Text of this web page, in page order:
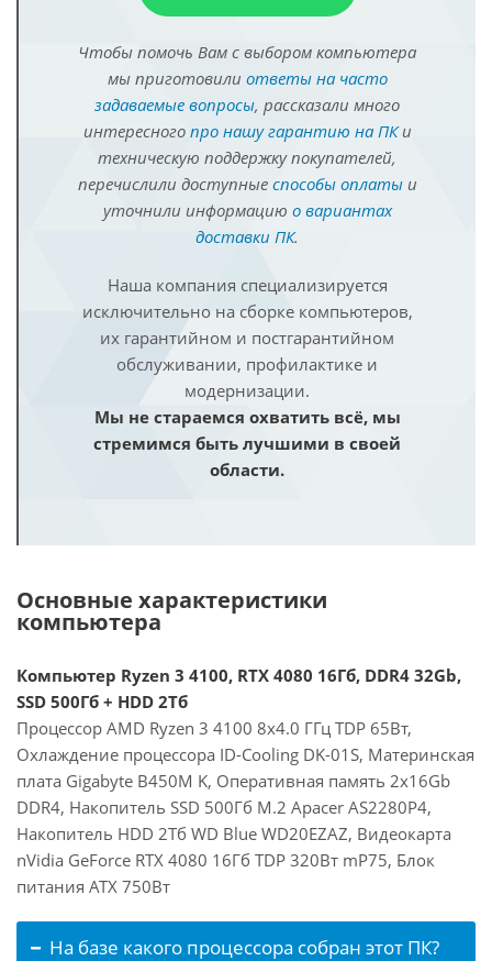
Чтобы помочь Вам с выбором компьютера
мы приготовили ответы на часто
задаваемые вопросы, рассказали много
интересного про нашу гарантию на ПКи
техническую поддержку покупателей,
перечислили доступные способы оплатыи
уточнили информацию о вариантах
доставки ПК.
Наша компания специализируется
исключительно на сборке компьютеров,
их гарантийном и постгарантийном
обслуживании, профилактике и
модернизации.
Мы не стараемся охватить всё, мы
стремимся быть лучшими в своей
области.
Основные характеристики
компьютера
Компьютер Ryzen 3 4100, RTX 4080 16Гб, DDR4 32Gb,
SSD 500Гб + HDD 2Тб
Процессор AMD Ryzen 3 4100 8x4.0 ГГц TDP 65Вт,
Охлаждение процессора ID-Cooling DK-01S, Материнская
плата Gigabyte B450M K, Оперативная память 2x16Gb
DDR4, Накопитель SSD 500Гб M.2 Apacer AS2280P4,
Накопитель HDD 2Тб WD Blue WD20EZAZ, Видеокарта
nVidia GeForce RTX 4080 16Гб TDP 320Вт mP75, Блок
питания ATX 750Вт
На базе какого процессора собран этот ПК?